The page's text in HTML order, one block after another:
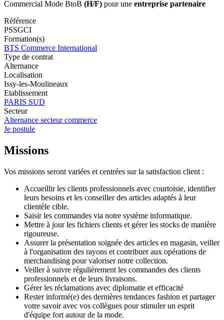
Commercial Mode BtoB (H/F) pour une entreprise partenaire
Référence
PSSGCI
Formation(s)
BTS Commerce International
Type de contrat
Alternance
Localisation
Issy-les-Moulineaux
Etablissement
PARIS SUD
Secteur
Alternance secteur commerce
Je postule
Missions
Vos missions seront variées et centrées sur la satisfaction client :
Accueillir les clients professionnels avec courtoisie, identifier
leurs besoins et les conseiller des articles adaptés à leur
clientèle cible.
Saisir les commandes via notre système informatique.
Mettre à jour les fichiers clients et gérer les stocks de manière
rigoureuse.
Assurer la présentation soignée des articles en magasin, veiller
à l'organisation des rayons et contribuer aux opérations de
merchandising pour valoriser notre collection.
Veiller à suivre régulièrement les commandes des clients
professionnels et de leurs livraisons.
Gérer les réclamations avec diplomatie et efficacité
Rester informé(e) des dernières tendances fashion et partager
votre savoir avec vos collègues pour stimuler un esprit
d'équipe fort autour de la mode.